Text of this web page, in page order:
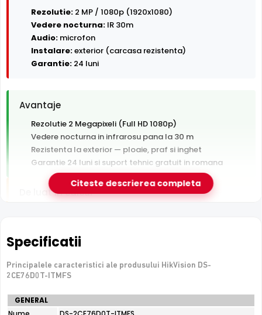
Rezolutie: 2 MP / 1080p (1920x1080)
Vedere nocturna: IR 30m
Audio: microfon
Instalare:exterior (carcasa rezistenta)
Garantie: 24 luni
Avantaje
Rezolutie 2 Megapixeli (Full HD 1080p)
Vedere nocturna in infrarosu pana la 30 m
Rezistenta la exterior — ploaie, praf si inghet
Garantie 24 luni si suport tehnic gratuit in romana
De luat in calcul
e-Camere.ro recomanda acest produs pentru:
curtea si exteriorul casei.
Citeste descrierea completa
Specificatii
Principalele caracteristici ale produsului HikVision DS-
2CE76D0T-ITMFS
Specificatii
tehnice
GENERAL